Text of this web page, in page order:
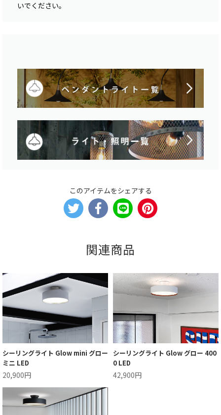
いでください。
このアイテムをシェアする
関連商品
シーリングライト Glow mini グロー
ミニ LED
20,900円
シーリングライト Glow グロー 400
0 LED
42,900円